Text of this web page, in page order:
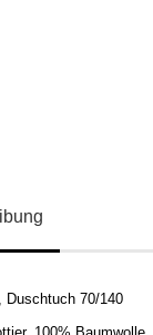
Duschtuch 70/140